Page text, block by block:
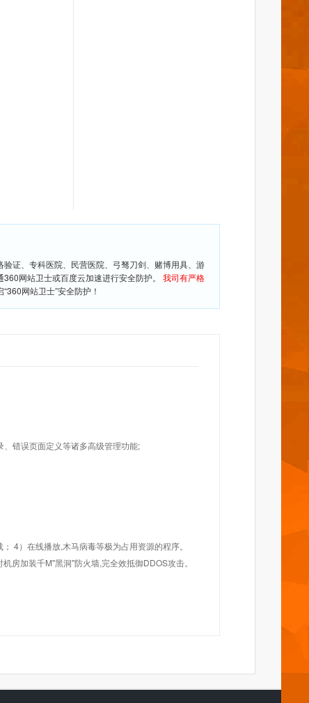
证、专科医院、民营医院、弓驽刀剑、赌博用具、游
360网站卫士或百度云加速进行安全防护。 我司有严格
网站卫士”安全防护！
错误页面定义等诸多高级管理功能;
4）在线播放,木马病毒等极为占用资源的程序。
房加装千M"黑洞"防火墙,完全效抵御DDOS攻击。